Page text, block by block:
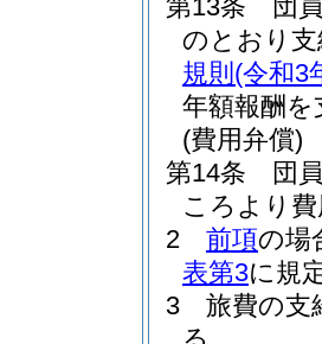
第13条
団
のとおり
規則 (令和3
年額報酬
(費用弁償)
第14条
団
ころより
2
前項の場
表第3に規
3
旅費の支